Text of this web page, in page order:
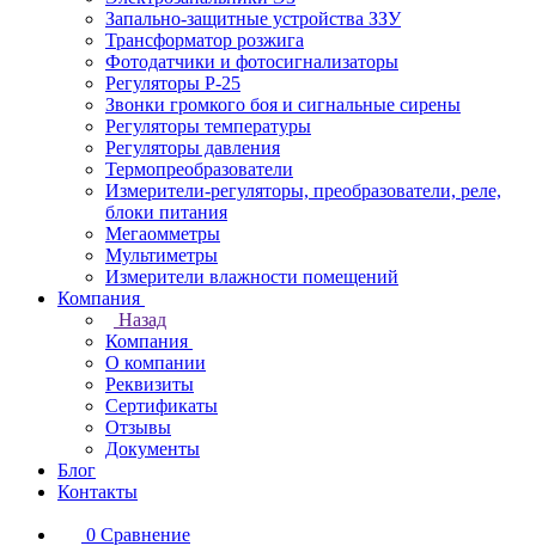
Запально-защитные устройства ЗЗУ
Трансформатор розжига
Фотодатчики и фотосигнализаторы
Регуляторы Р-25
Звонки громкого боя и сигнальные сирены
Регуляторы температуры
Регуляторы давления
Термопреобразователи
Измерители-регуляторы, преобразователи, реле,
блоки питания
Мегаомметры
Мультиметры
Измерители влажности помещений
Компания
Назад
Компания
О компании
Реквизиты
Сертификаты
Отзывы
Документы
Блог
Контакты
0 Сравнение